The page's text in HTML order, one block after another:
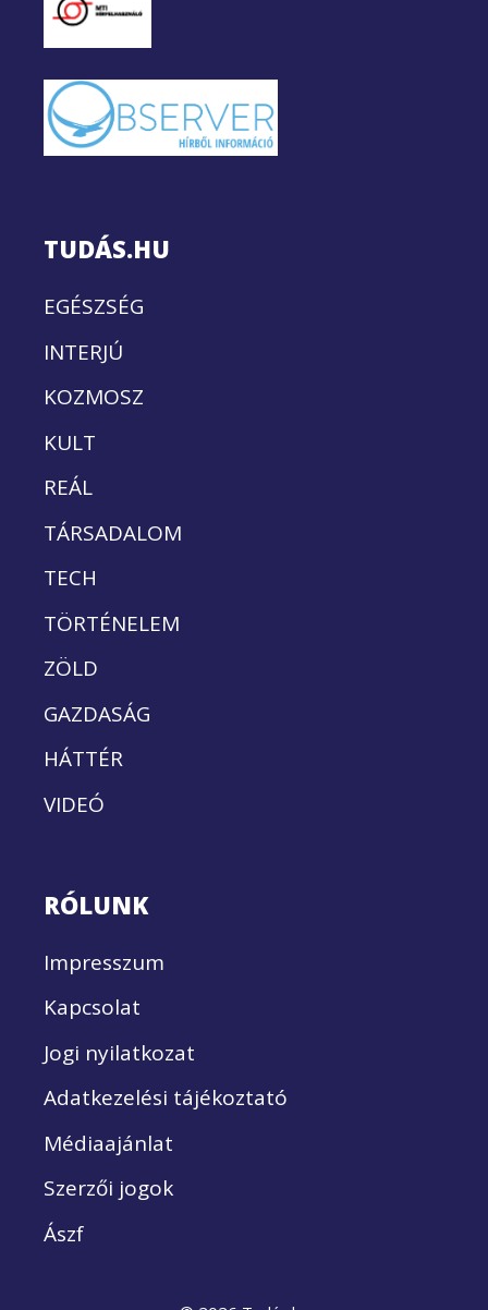
TUDÁS.HU
EGÉSZSÉG
INTERJÚ
KOZMOSZ
KULT
REÁL
TÁRSADALOM
TECH
TÖRTÉNELEM
ZÖLD
GAZDASÁG
HÁTTÉR
VIDEÓ
RÓLUNK
Impresszum
Kapcsolat
Jogi nyilatkozat
Adatkezelési tájékoztató
Médiaajánlat
Szerzői jogok
Ászf